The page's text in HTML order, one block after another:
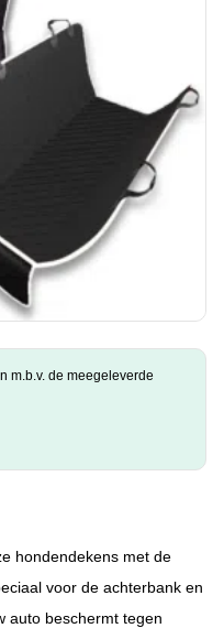
m.b.v. de meegeleverde
hondendekens met de
voor de achterbank en
auto beschermt tegen